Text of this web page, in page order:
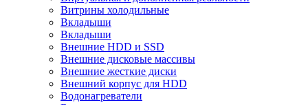
Витрины холодильные
Вкладыши
Вкладыши
Внешние HDD и SSD
Внешние дисковые массивы
Внешние жесткие диски
Внешний корпус для HDD
Водонагреватели